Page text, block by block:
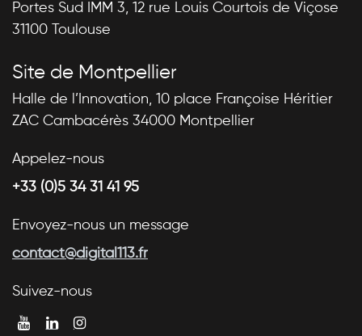
Portes Sud IMM 3, 12 rue Louis Courtois de Viçose
31100 Toulouse
Site de Montpellier
Halle de l’Innovation, 10 place Françoise Héritier
ZAC Cambacérès 34000 Montpellier
Appelez-nous
+33 (0)5 34 31 41 95
Envoyez-nous un message
contact@digital113.fr
Suivez-nous